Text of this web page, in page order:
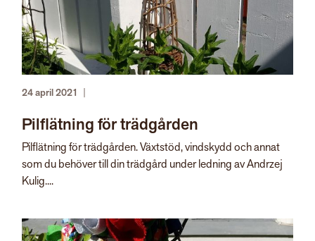
24 april 2021
Pilflätning för trädgården
Pilflätning för trädgården. Växtstöd, vindskydd och annat
som du behöver till din trädgård under ledning av Andrzej
Kulig....